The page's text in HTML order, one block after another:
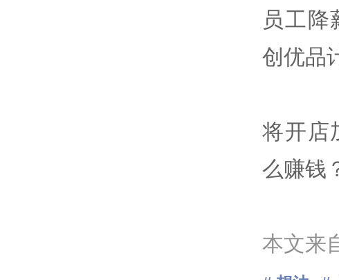
员工降
创优品
将开店
么赚钱
本文来